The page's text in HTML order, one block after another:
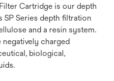
Cartridge is our depth
Series depth filtration
and a resin system.
negatively charged
biological,